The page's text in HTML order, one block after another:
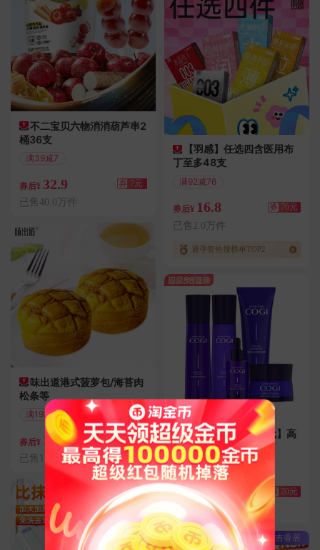
不二宝贝六物消消葫芦串2
桶36支
满39减7
券后¥ 32.9 券 7元
已售40.0万件
味出道港式菠萝包/海苔肉
松条等
满19减5
券后¥ 11.96 券 5元
已售1.0万件
蓝漂
【羽感】任选四含医用布
丁至多48支
满92减76
券后¥ 16.8 券 76元
已售2.0万件
避孕套热搜榜单TOP2
【任选两件到手26元】高
姿水感沁润保湿套装
满60减20
偏远地区包邮
券后¥26.4 券 20元
已售2000件
吉香居